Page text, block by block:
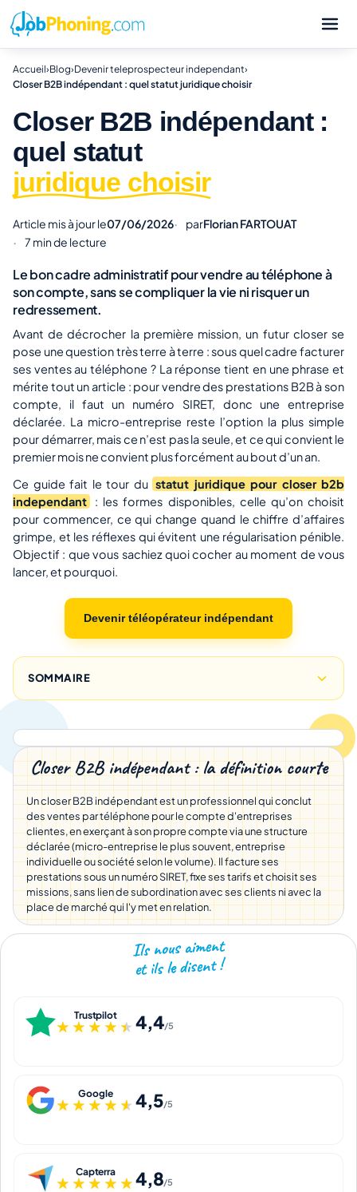
Accueil›Blog›Devenir teleprospecteur independant›
Closer B2B indépendant : quel statut juridique choisir
Closer B2B indépendant :
quel statut
juridique choisir
Article mis à jour le07/06/2026 parFlorian FARTOUAT
7 min de lecture
Le bon cadre administratif pour vendre au téléphone à
son compte, sans se compliquer la vie ni risquer un
redressement.
Avant de décrocher la première mission, un futur closer se
pose une question très terre à terre : sous quel cadre facturer
ses ventes au téléphone ? La réponse tient en une phrase et
mérite tout un article : pour vendre des prestations B2B à son
compte, il faut un numéro SIRET, donc une entreprise
déclarée. La micro-entreprise reste l’option la plus simple
pour démarrer, mais ce n’est pas la seule, et ce qui convient le
premier mois ne convient plus forcément au bout d’un an.
Ce guide fait le tour du statut juridique pour closer b2b
independant
: les formes disponibles, celle qu’on choisit
pour commencer, ce qui change quand le chiffre d’affaires
grimpe, et les réflexes qui évitent une régularisation pénible.
Objectif : que vous sachiez quoi cocher au moment de vous
lancer, et pourquoi.
Devenir téléopérateur indépendant
SOMMAIRE
Closer B2B indépendant : la définition courte
Un closer B2B indépendant est un professionnel qui conclut
des ventes par téléphone pour le compte d'entreprises
clientes, en exerçant à son propre compte via une structure
déclarée (micro-entreprise le plus souvent, entreprise
individuelle ou société selon le volume). Il facture ses
prestations sous un numéro SIRET, fixe ses tarifs et choisit ses
missions, sans lien de subordination avec ses clients ni avec la
place de marché qui l'y met en relation.
Ils nous aiment
et ils le disent !
Trustpilot
★★★★★
★★★★★ 4,4/5
Google
★★★★★
★★★★★ 4,5/5
Capterra
★★★★★
★★★★★4,8/5